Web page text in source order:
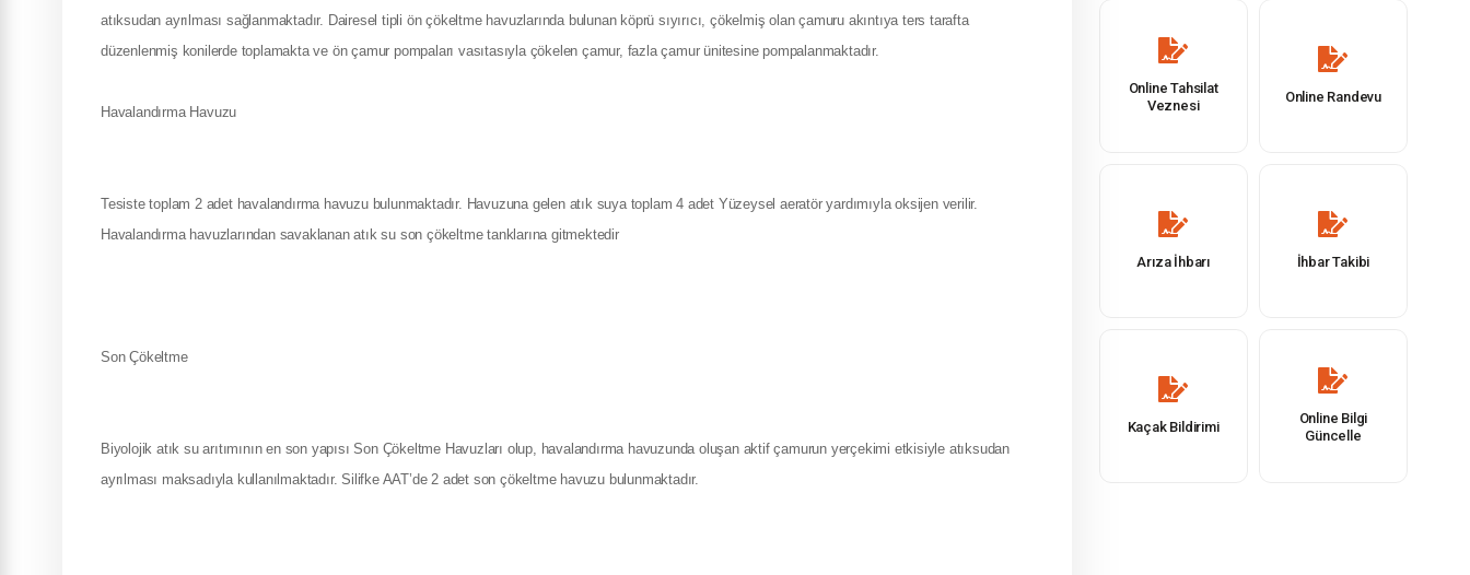
atıksudan ayrılması sağlanmaktadır. Dairesel tipli ön çökeltme havuzlarında bulunan köprü sıyırıcı, çökelmiş olan çamuru akıntıya ters tarafta
düzenlenmiş konilerde toplamakta ve ön çamur pompaları vasıtasıyla çökelen çamur, fazla çamur ünitesine pompalanmaktadır.
Havalandırma Havuzu
Tesiste toplam 2 adet havalandırma havuzu bulunmaktadır. Havuzuna gelen atık suya toplam 4 adet Yüzeysel aeratör yardımıyla oksijen verilir.
Havalandırma havuzlarından savaklanan atık su son çökeltme tanklarına gitmektedir
Son Çökeltme
Biyolojik atık su arıtımının en son yapısı Son Çökeltme Havuzları olup, havalandırma havuzunda oluşan aktif çamurun yerçekimi etkisiyle atıksudan
ayrılması maksadıyla kullanılmaktadır. Silifke AAT’de 2 adet son çökeltme havuzu bulunmaktadır.
Online Tahsilat
Veznesi
Online Randevu
Arıza İhbarı İhbar Takibi
Kaçak Bildirimi
Online Bilgi
Güncelle